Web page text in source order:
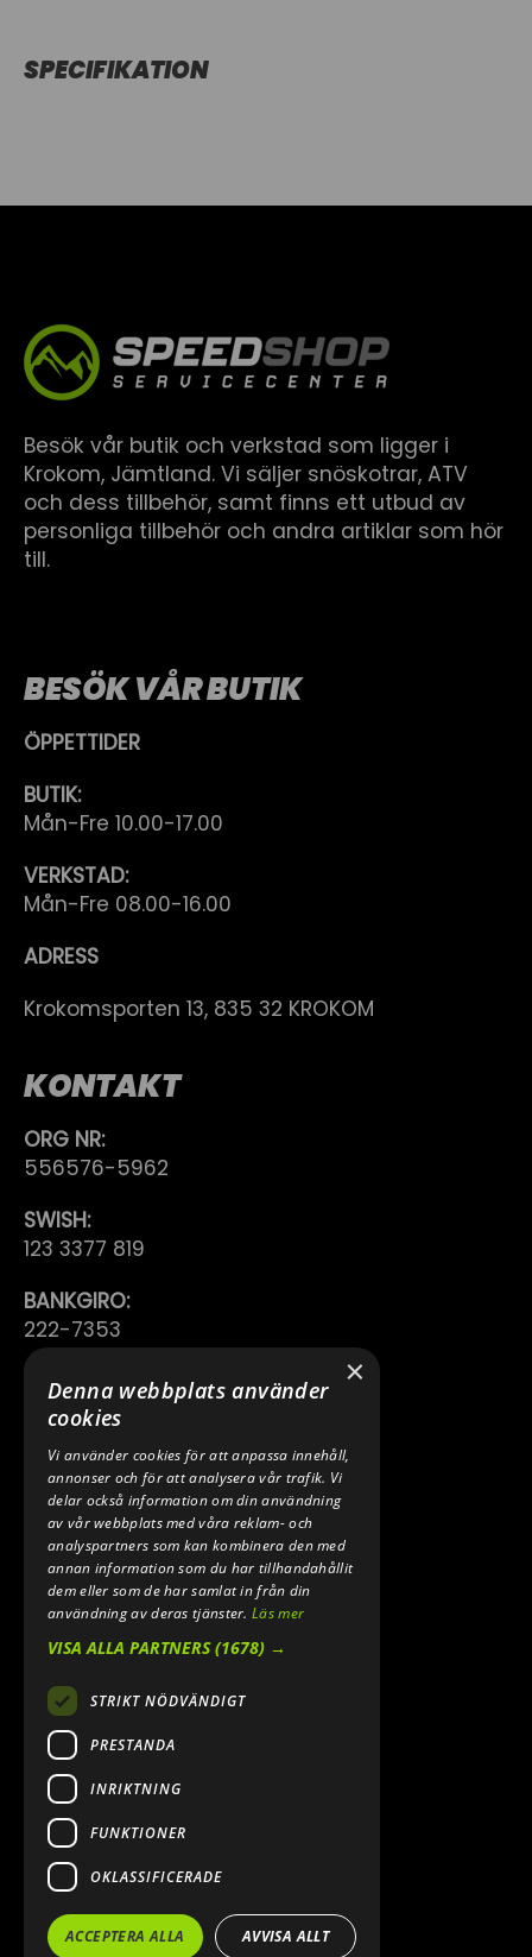
SPECIFIKATION
Besök vår butik och verkstad som ligger i
Krokom, Jämtland. Vi säljer snöskotrar, ATV
och dess tillbehör, samt finns ett utbud av
personliga tillbehör och andra artiklar som hör
till.
BESÖK VÅR BUTIK
ÖPPETTIDER
BUTIK:
Mån-Fre 10.00-17.00
VERKSTAD:
Mån-Fre 08.00-16.00
ADRESS
Krokomsporten 13, 835 32 KROKOM
KONTAKT
ORG NR:
556576-5962
SWISH:
123 3377 819
BANKGIRO:
222-7353
TELEFON:
0640 200 50
E-POST:
INFO@SPEEDSHOPEN.SE
ÅNGRA MITT KÖP
2026. ALL RIGHTS RESERVED.
POWERED BY EMPORI CMS
×
Denna webbplats använder
cookies
Vi använder cookies för att anpassa innehåll,
annonser och för att analysera vår trafik. Vi
delar också information om din användning
av vår webbplats med våra reklam- och
analyspartners som kan kombinera den med
annan information som du har tillhandahållit
dem eller som de har samlat in från din
användning av deras tjänster.Läs mer
VISA ALLA PARTNERS(1678) →
STRIKT NÖDVÄNDIGT
PRESTANDA
INRIKTNING
FUNKTIONER
OKLASSIFICERADE
ACCEPTERA ALLA AVVISA ALLT